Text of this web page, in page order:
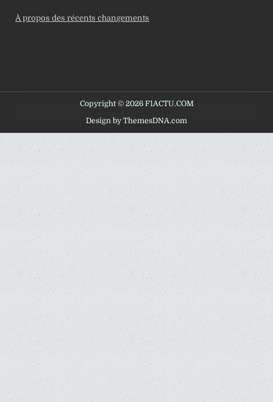
À propos des récents changements
Copyright © 2026 F1ACTU.COM
Design by ThemesDNA.com